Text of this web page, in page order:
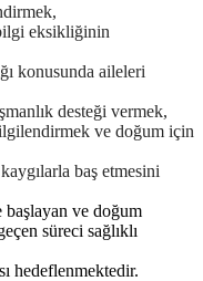
eksikliğinin
konusunda aileleri
desteği vermek,
ve doğum için
baş etmesini
başlayan ve doğum
süreci sağlıklı
hedeflenmektedir.